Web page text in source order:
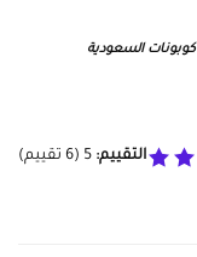
كوبونات السعودية
التقييم: 5
(
6 تقييم)